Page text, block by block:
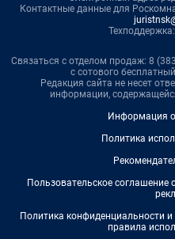
Контактные данные для
Техподдержка:
Связаться с отделом продаж: 8
с сотового
Редакция сайта не несет
информации,
Информация
Политика
Пользовательское соглашение
Политика конфиденциальности
правила